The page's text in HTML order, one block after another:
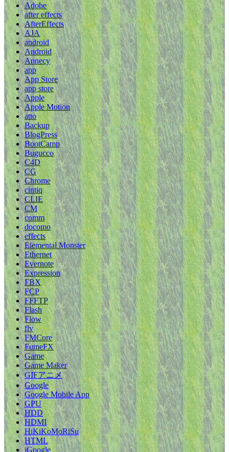
Adobe
after effects
AfterEffects
AJA
android
Android
Annecy
app
App Store
app store
Apple
Apple Motion
atto
Backup
BlogPress
BootCamp
Bugucco
C4D
CG
Chrome
cintiq
CLIE
CM
comm
docomo
effects
Elemental Monster
Ethernet
Evernote
Expression
FBX
FCP
FFFTP
Flash
Flow
flv
FMCore
FumeFX
Game
Game Maker
GIFアニメ
Google
Google Mobile App
GPU
HDD
HDMI
HiKiKoMoRiSu
HTML
iGoogle